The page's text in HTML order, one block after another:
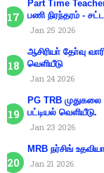
Part Time
பணி நிரந்தரம் -
Jan 25 2026
ஆசிரியா் தோ்வு
வெளியீடு
Jan 24 2026
PG TRB முதுகலை
பட்டியல் வெளியீடு.
Jan 23 2026
MRB நர்சிங்
Jan 21 2026